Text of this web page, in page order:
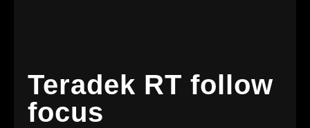
Teradek RT follow
focus